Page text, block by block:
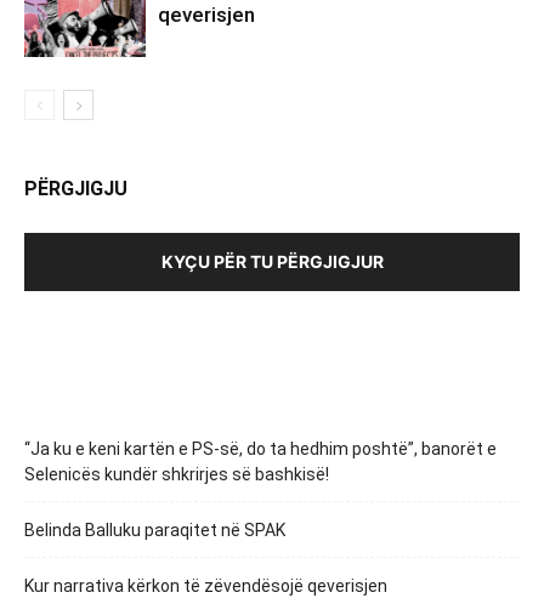
qeverisjen
PËRGJIGJU
KYÇU PËR TU PËRGJIGJUR
“Ja ku e keni kartën e PS-së, do ta hedhim poshtë”, banorët e
Selenicës kundër shkrirjes së bashkisë!
Belinda Balluku paraqitet në SPAK
Kur narrativa kërkon të zëvendësojë qeverisjen